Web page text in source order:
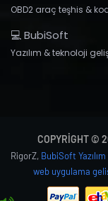
OBD2 araç teşhis &
💻 BubiSoft
Yazılım & teknoloji
COPYRIGHT ©
RigorZ, BubiSoft
web uygulama